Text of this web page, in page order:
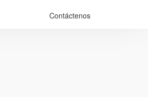
Contáctenos